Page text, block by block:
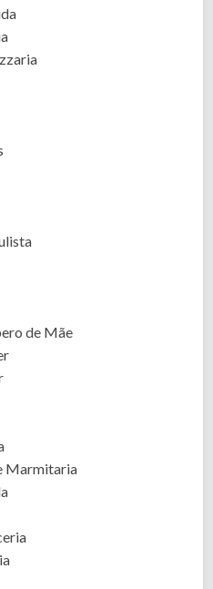
de Mãe
Marmitaria